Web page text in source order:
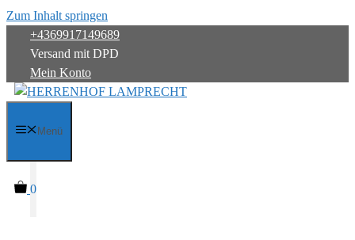
Zum Inhalt springen
+4369917149689
Versand mit DPD
Mein Konto
Menü
0